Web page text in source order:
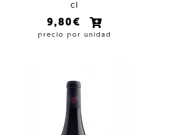
cl
9,80€
precio por unidad